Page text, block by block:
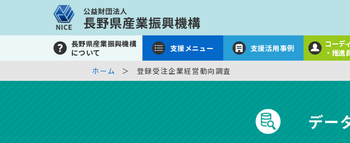
長野県産業振興機構
について
支援メニュー 支援活用事例
コーデ
・推進
ホーム 登録受注企業経営動向調査
デー